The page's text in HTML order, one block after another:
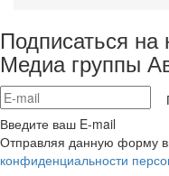
Подписаться
Медиа группы
Введите ваш E-mail
Отправляя данную форму
конфиденциальности